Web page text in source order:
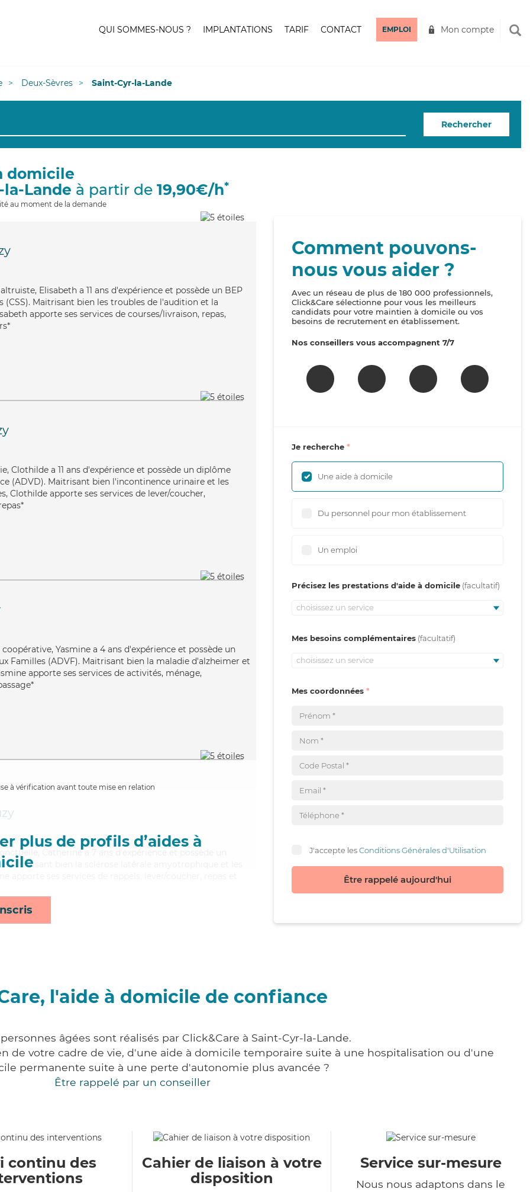
QUI SOMMES-NOUS ? IMPLANTATIONS TARIF CONTACT EMPLOI Mon compte
Deux-Sèvres Saint-Cyr-la-Lande
Rechercher
domicile
la-Lande à partir de 19,90€/h*
au moment de la demande
Elisabeth a 11 ans d'expérience et possède un BEP
(CSS). Maitrisant bien les troubles de l'audition et la
apporte ses services de courses/livraison, repas,
Clothilde a 11 ans d'expérience et possède un diplôme
(ADVD). Maitrisant bien l'incontinence urinaire et les
Clothilde apporte ses services de lever/coucher,
Yasmine a 4 ans d'expérience et possède un
Familles (ADVF). Maitrisant bien la maladie d'alzheimer et
apporte ses services de activités, ménage,
à vérification avant toute mise en relation
plus de profils d’aides à
Catherine a 7 ans d'expérience et possède un
Maitrisant bien la sclérose latérale amyotrophique et les
Comment pouvons-
nous vous aider ?
Avec un réseau de plus de 180 000 professionnels,
Click&Care sélectionne pour vous les meilleurs
candidats pour votre maintien à domicile ou vos
besoins de recrutement en établissement.
Nos conseillers vous accompagnent 7/7
Je recherche
Une aide à domicile
Du personnel pour mon établissement
Un emploi
Précisez les prestations d'aide à domicile
choisissez un service
Mes besoins complémentaires
choisissez un service
Mes coordonnées
J'accepte lesConditions Générales d'Utilisation
Être rappelé aujourd'hui
l'aide à domicile de confiance
âgées sont réalisés par Click&Care à Saint-Cyr-la-Lande.
de votre cadre de vie, d'une aide à domicile temporaire suite à une hospitalisation ou d'une
permanente suite à une perte d'autonomie plus avancée ?
Être rappelé par un conseiller
continu des
Cahier de liaison à votre
disposition
Service sur-mesure
Nous nous adaptons dans le